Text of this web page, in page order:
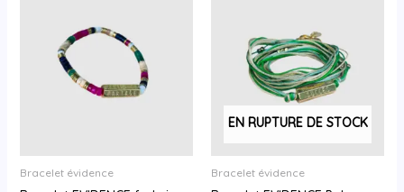
Bracelet évidence
EN RUPTURE DE STOCK
Bracelet évidence